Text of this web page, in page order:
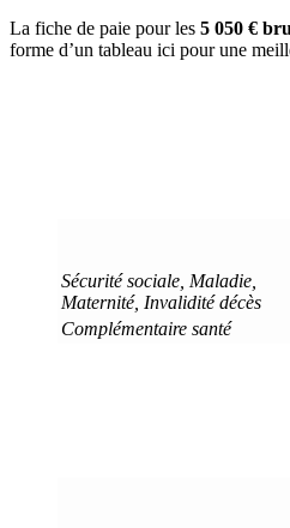
La fiche de paie pour les 5 050 €
forme d’un tableau ici pour une
Sécurité sociale, Maladie,
Maternité, Invalidité décès
Complémentaire santé